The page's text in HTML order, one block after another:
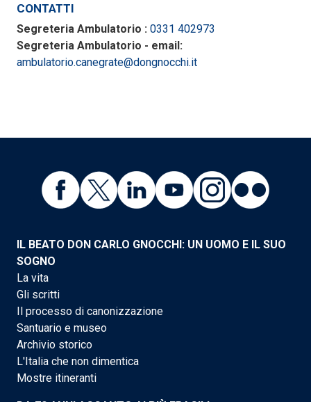
CONTATTI
Segreteria Ambulatorio : 0331 402973
Segreteria Ambulatorio - email:
ambulatorio.canegrate@dongnocchi.it
IL BEATO DON CARLO GNOCCHI: UN UOMO E IL SUO
SOGNO
La vita
Gli scritti
Il processo di canonizzazione
Santuario e museo
Archivio storico
L'Italia che non dimentica
Mostre itineranti